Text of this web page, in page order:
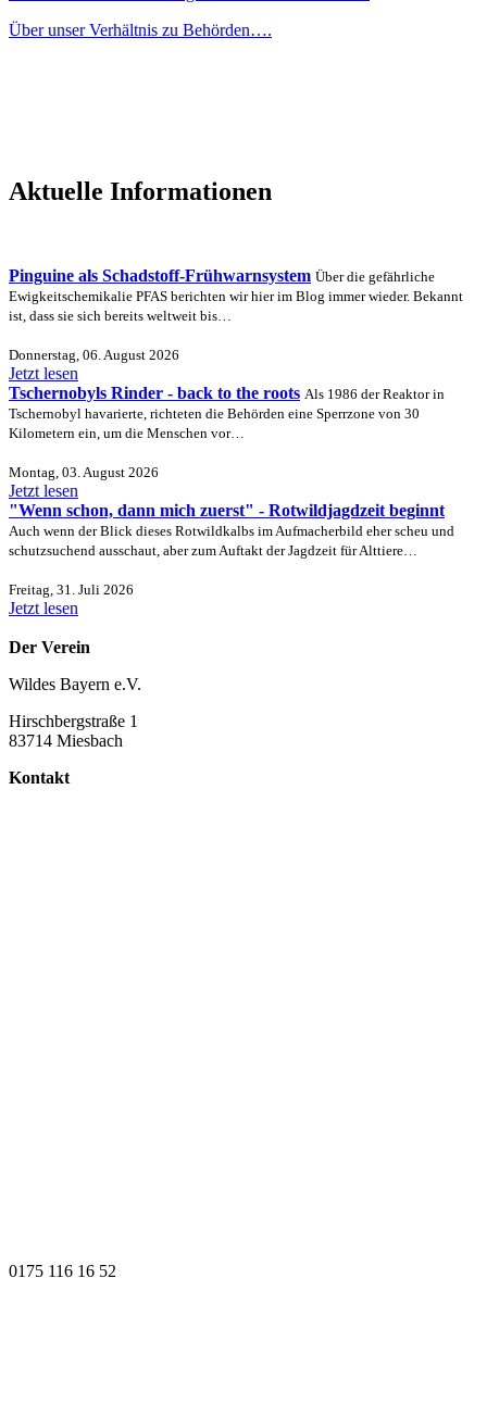
Über unser Verhältnis zu Behörden….
Aktuelle Informationen
Pinguine als Schadstoff-Frühwarnsystem Über die gefährliche
Ewigkeitschemikalie PFAS berichten wir hier im Blog immer wieder. Bekannt
ist, dass sie sich bereits weltweit bis…
Donnerstag, 06. August 2026
Jetzt lesen
Tschernobyls Rinder - back to the roots Als 1986 der Reaktor in
Tschernobyl havarierte, richteten die Behörden eine Sperrzone von 30
Kilometern ein, um die Menschen vor…
Montag, 03. August 2026
Jetzt lesen
"Wenn schon, dann mich zuerst" - Rotwildjagdzeit beginnt
Auch wenn der Blick dieses Rotwildkalbs im Aufmacherbild eher scheu und
schutzsuchend ausschaut, aber zum Auftakt der Jagdzeit für Alttiere…
Freitag, 31. Juli 2026
Jetzt lesen
Der Verein
Wildes Bayern e.V.
Hirschbergstraße 1
83714 Miesbach
Kontakt
0175 116 16 52